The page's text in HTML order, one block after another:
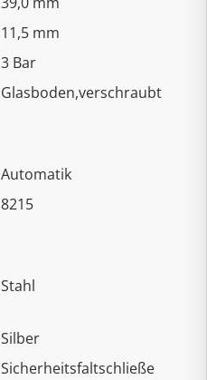
11,5 mm
3 Bar
Glasboden,verschraubt
Automatik
8215
Stahl
Silber
Sicherheitsfaltschließe